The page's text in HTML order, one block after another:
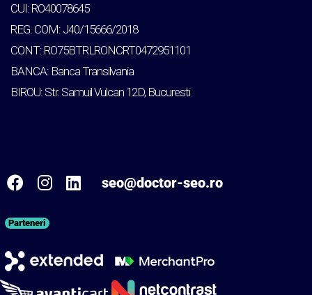
CUI: RO40078645
REG. COM: J40/15666/2018
CONT: RO75BTRLRONCRT0472951101
BANCA: Banca Transilvania
BIROU: Str. Samuil Vulcan 12D, Bucuresti
seo@doctor-seo.ro
Parteneri